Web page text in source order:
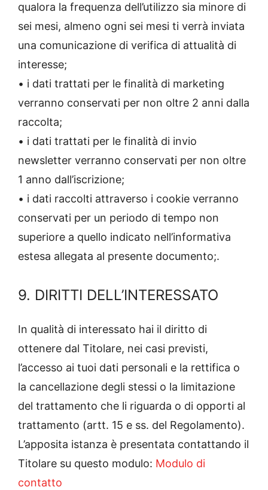
qualora la frequenza dell’utilizzo sia minore di
sei mesi, almeno ogni sei mesi ti verrà inviata
una comunicazione di verifica di attualità di
interesse;
• i dati trattati per le finalità di marketing
verranno conservati per non oltre 2 anni dalla
raccolta;
• i dati trattati per le finalità di invio
newsletter verranno conservati per non oltre
1 anno dall’iscrizione;
• i dati raccolti attraverso i cookie verranno
conservati per un periodo di tempo non
superiore a quello indicato nell’informativa
estesa allegata al presente documento;.
9. DIRITTI DELL’INTERESSATO
In qualità di interessato hai il diritto di
ottenere dal Titolare, nei casi previsti,
l’accesso ai tuoi dati personali e la rettifica o
la cancellazione degli stessi o la limitazione
del trattamento che li riguarda o di opporti al
trattamento (artt. 15 e ss. del Regolamento).
L’apposita istanza è presentata contattando il
Titolare su questo modulo: Modulo di
contatto